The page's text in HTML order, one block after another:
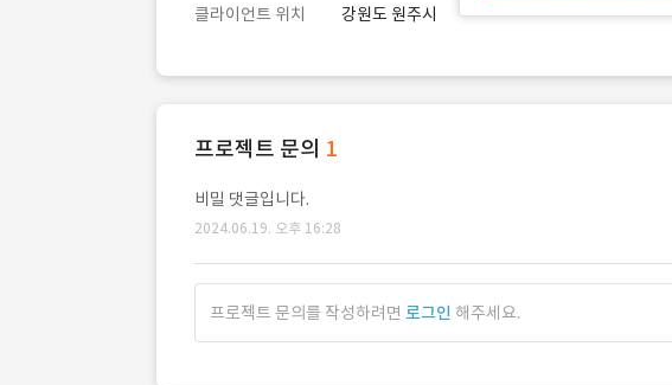
클라이언트 위치
강원도 원주시
프로젝트 문의 1
비밀 댓글입니다.
2024.06.19. 오후 16:28
프로젝트 문의를 작성하려면 로그인 해주세요.